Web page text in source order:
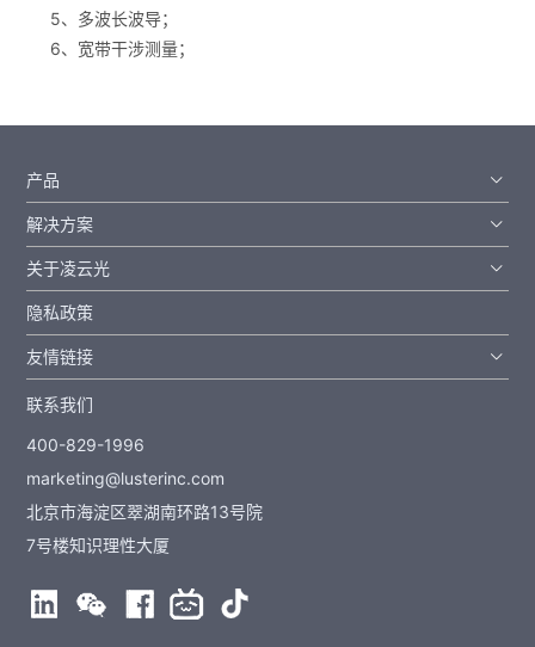
5、多波长波导；
6、宽带干涉测量；
产品
解决方案
关于凌云光
隐私政策
友情链接
联系我们
400-829-1996
marketing@lusterinc.com
北京市海淀区翠湖南环路13号院
7号楼知识理性大厦